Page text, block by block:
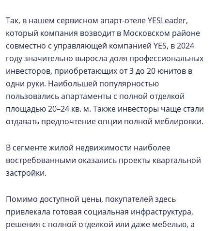
Так, в нашем сервисном апарт-отеле YESLeader,
который компания возводит в Московском районе
совместно с управляющей компанией YES, в 2024
году значительно выросла доля профессиональных
инвесторов, приобретающих от 3 до 20 юнитов в
одни руки. Наибольшей популярностью
пользовались апартаменты с полной отделкой
площадью 20–24 кв. м. Также инвесторы чаще стали
отдавать предпочтение опции полной меблировки.
В сегменте жилой недвижимости наиболее
востребованными оказались проекты квартальной
застройки.
Помимо доступной цены, покупателей здесь
привлекала готовая социальная инфраструктура,
решения с полной отделкой или даже мебелью, а